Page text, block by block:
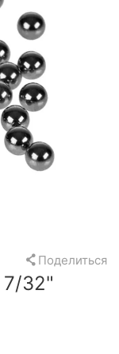
Поделиться
32"